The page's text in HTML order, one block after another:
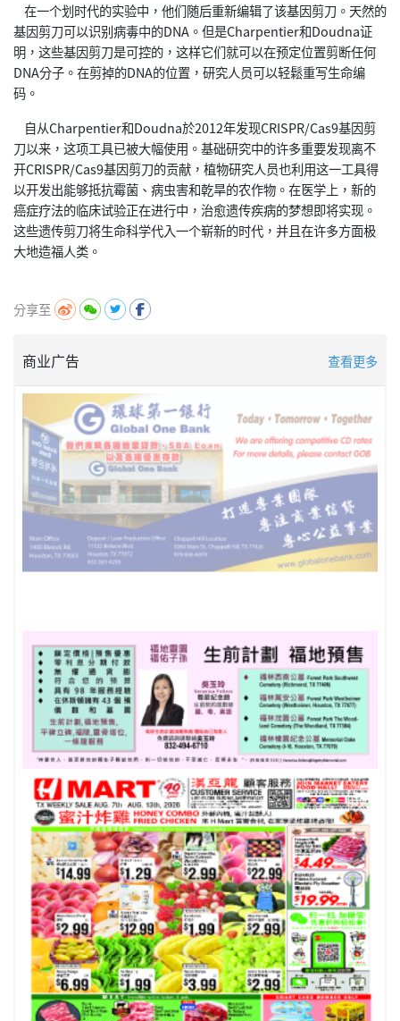
在一个划时代的实验中，他们随后重新编辑了该基因剪刀。天然的
基因剪刀可以识别病毒中的DNA。但是Charpentier和Doudna证
明，这些基因剪刀是可控的，这样它们就可以在预定位置剪断任何
DNA分子。在剪掉的DNA的位置，研究人员可以轻鬆重写生命编
码。
自从Charpentier和Doudna於2012年发现CRISPR/Cas9基因剪
刀以来，这项工具已被大幅使用。基础研究中的许多重要发现离不
开CRISPR/Cas9基因剪刀的贡献，植物研究人员也利用这一工具得
以开发出能够抵抗霉菌、病虫害和乾旱的农作物。在医学上，新的
癌症疗法的临床试验正在进行中，治愈遗传疾病的梦想即将实现。
这些遗传剪刀将生命科学代入一个崭新的时代，并且在许多方面极
大地造福人类。
分享至
商业广告 查看更多